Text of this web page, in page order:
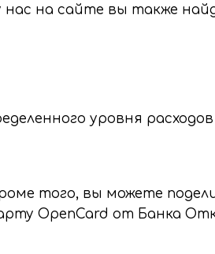
нас на сайте вы также
уровня
того, вы можете
OpenCard от Банка